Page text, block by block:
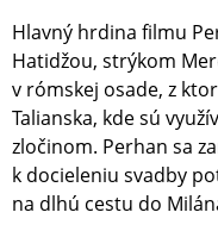
Hlavný hrdina filmu
Hatidžou, strýkom
v rómskej osade, z
Talianska, kde sú
zločinom. Perhan sa
k docieleniu svadby
na dlhú cestu do